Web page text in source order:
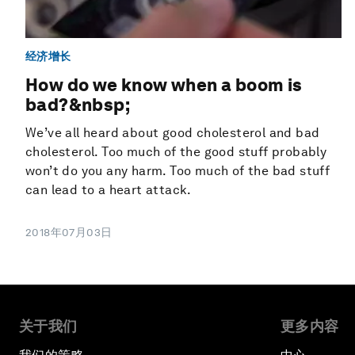
经济增长
How do we know when a boom is
bad?&nbsp;
We’ve all heard about good cholesterol and bad
cholesterol. Too much of the good stuff probably
won’t do you any harm. Too much of the bad stuff
can lead to a heart attack.
2018年07月03日
关于我们 更多内容